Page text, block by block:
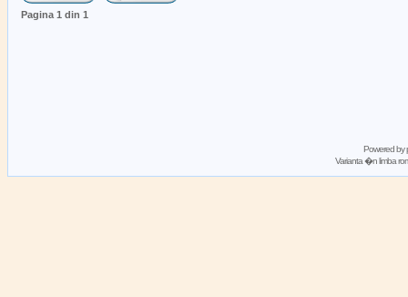
Pagina 1 din 1
Powered by
Varianta �n limba